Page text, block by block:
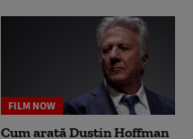
FILM NOW
Cum arată Dustin Hoffman